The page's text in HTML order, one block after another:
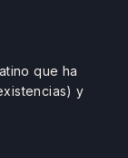
que ha
y